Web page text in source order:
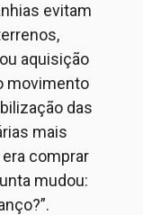
evitam
aquisição
movimento
das
mais
era comprar
mudou: